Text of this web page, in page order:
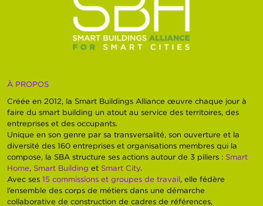
À PROPOS
Créée en 2012, la Smart Buildings Alliance œuvre chaque jour à
faire du smart building un atout au service des territoires, des
entreprises et des occupants.
Unique en son genre par sa transversalité, son ouverture et la
diversité des 160 entreprises et organisations membres qui la
compose, la SBA structure ses actions autour de 3 piliers : Smart
Home
Smart Building et Smart City
Avec ses15 commissions et groupes de travail , elle fédère
l’ensemble des corps de métiers dans une démarche
collaborative de construction de cadres de références,